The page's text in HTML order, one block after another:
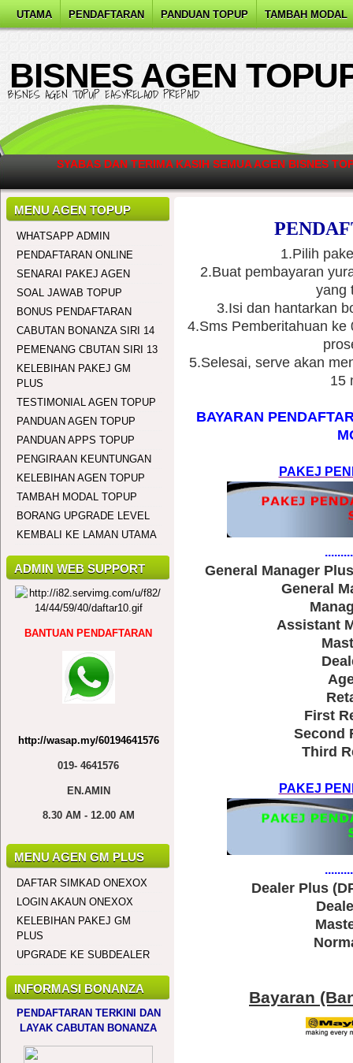
UTAMA PENDAFTARAN PANDUAN TOPUP TAMBAH MODAL
BISNES AGEN
BISNES AGEN TOPUP EASYRELAOD PREPAID
SYABAS DAN TERIMA KASIH SEMUA AGEN BISNES
MENU AGEN TOPUP
WHATSAPP ADMIN
PENDAFTARAN ONLINE
SENARAI PAKEJ AGEN
SOAL JAWAB TOPUP
BONUS PENDAFTARAN
CABUTAN BONANZA SIRI 14
PEMENANG CBUTAN SIRI 13
KELEBIHAN PAKEJ GM
PLUS
TESTIMONIAL AGEN TOPUP
PANDUAN AGEN TOPUP
PANDUAN APPS TOPUP
PENGIRAAN KEUNTUNGAN
KELEBIHAN AGEN TOPUP
TAMBAH MODAL TOPUP
BORANG UPGRADE LEVEL
KEMBALI KE LAMAN UTAMA
ADMIN WEB SUPPORT
BANTUAN PENDAFTARAN
http://wasap.my/60194641576
019- 4641576
EN.AMIN
8.30 AM - 12.00 AM
MENU AGEN GM PLUS
DAFTAR SIMKAD ONEXOX
LOGIN AKAUN ONEXOX
KELEBIHAN PAKEJ GM
PLUS
UPGRADE KE SUBDEALER
INFORMASI BONANZA
PENDAFTARAN TERKINI DAN
LAYAK CABUTAN BONANZA
1.Pilih
2.Buat pembayaran
yang
3.Isi dan hantarkan
4.Sms Pemberitahuan ke
5.Selesai, serve akan
15
BAYARAN
PAKEJ
General Manager
General
Assistant
First
Second
Third
PAKEJ
Dealer Plus
Bayaran